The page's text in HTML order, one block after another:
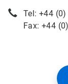
Tel: +44
Fax: +44